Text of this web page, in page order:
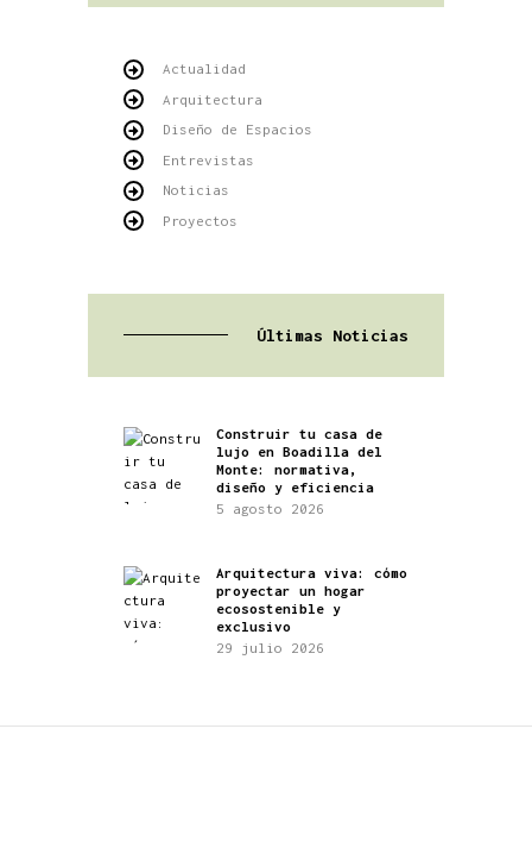
Actualidad
Arquitectura
Diseño de Espacios
Entrevistas
Noticias
Proyectos
Últimas Noticias
Construir tu casa de
lujo en Boadilla del
Monte: normativa,
diseño y eficiencia
5 agosto 2026
Arquitectura viva: cómo
proyectar un hogar
ecosostenible y
exclusivo
29 julio 2026